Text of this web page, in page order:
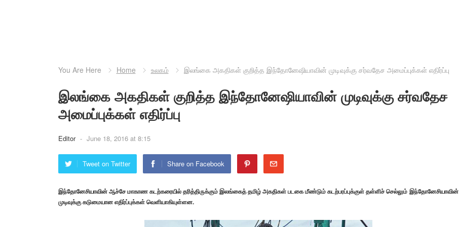
You Are Here Home உலகம் இலங்கை அகதிகள் குறித்த இந்தோனேஷியாவின் முடிவுக்கு சர்வதேச அமைப்புக்கள் எதிர்ப்பு
இலங்கை அகதிகள் குறித்த இந்தோனேஷியாவின் முடிவுக்கு சர்வதேச
அமைப்புக்கள் எதிர்ப்பு
Editor - June 18, 2016 at 8:15
Tweet on Twitter Share on Facebook
இந்தோனேசியாவின் ஆச்சே மாகாண கடற்கரையில் தரித்திருக்கும் இலங்கைத் தமிழ் அகதிகள் படகை மீண்டும் கடற்பரப்புக்குள் தள்ளிச் செல்லும் இந்தோனேசியாவின்
முடிவுக்கு கடுமையான எதிர்ப்புக்கள் வெளியாகியுள்ளன.